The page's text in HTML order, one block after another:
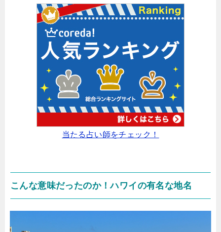
当たる占い師をチェック！
こんな意味だったのか！ハワイの有名な地名